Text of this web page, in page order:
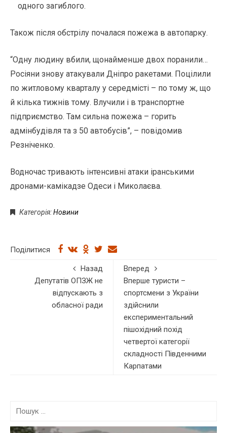
одного загиблого.
Також після обстрілу почалася пожежа в автопарку.
“Одну людину вбили, щонайменше двох поранили…
Росіяни знову атакували Дніпро ракетами. Поцілили
по житловому кварталу у середмісті – по тому ж, що
й кілька тижнів тому. Влучили і в транспортне
підприємство. Там сильна пожежа – горить
адмінбудівля та з 50 автобусів”, – повідомив
Резніченко.
Водночас тривають інтенсивні атаки іранськими
дронами-камікадзе Одеси і Миколаєва.
Категорія:Новини
Поділитися
Назад
Депутатів ОПЗЖ не
відпускають з
обласної ради
Вперед
Вперше туристи –
спортсмени з України
здійснили
експериментальний
пішохідний похід
четвертої категорії
складності Південними
Карпатами